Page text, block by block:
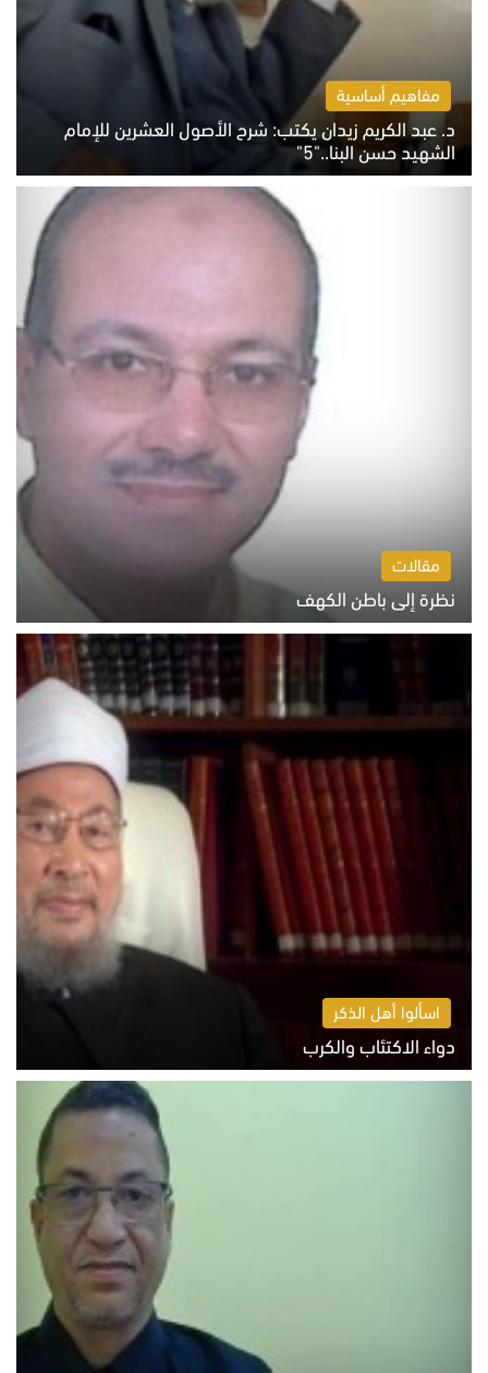
مفاهيم أساسية
د. عبد الكريم زيدان يكتب: شرح الأصول العشرين للإمام
الشهيد حسن البنا.."5"
السبت 8 أغسطس 2026 10:46 ص
مقالات
نظرة إلى باطن الكهف
السبت 8 أغسطس 2026 11:04 ص
اسألوا أهل الذكر
دواء الاكتئاب والكرب
السبت 8 أغسطس 2026 10:54 ص